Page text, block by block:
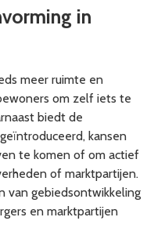
in
meer ruimte en
om zelf iets te
biedt de
kansen
te komen of om actief
of marktpartijen.
van gebiedsontwikkeling
en marktpartijen